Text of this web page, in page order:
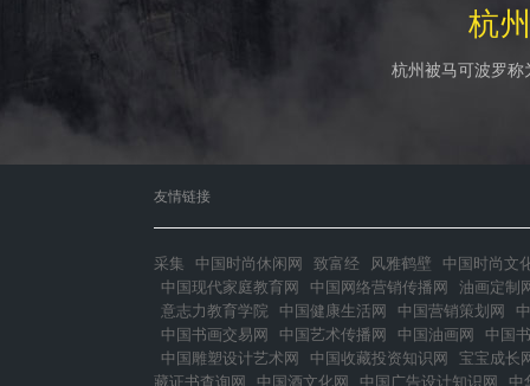
杭
杭州被马可波罗
友情链接
采集 中国时尚休闲网 致富经 风雅鹤壁
中国时尚文
中国现代家庭教育网
中国网络营销传播网 油画定制
意志力教育学院 中国健康生活网 中国营销策划网
中国书画交易网
中国艺术传播网 中国油画网
中国
中国雕塑设计艺术网
中国收藏投资知识网 宝宝成长
藏证书查询网
中国酒文化网 中国广告设计知识网 中